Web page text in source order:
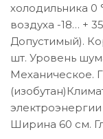
холодильника 0
воздуха -18… +
Допустимый).
шт. Уровень
Механическое.
электроэнергии
Ширина 60 см.